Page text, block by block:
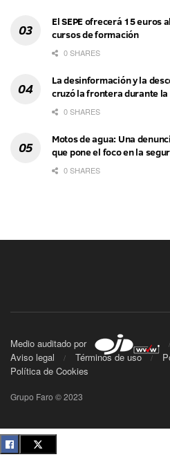
El SEPE ofrecerá 15 euros
cursos de formación
0 SHARES
La desinformación y la
cruzó la frontera durante
0 SHARES
Motos de agua: Una
que pone el foco en la
0 SHARES
Medio auditado por
Aviso legal
Términos de uso
Política de Cookies
Grupo Faro © 2023